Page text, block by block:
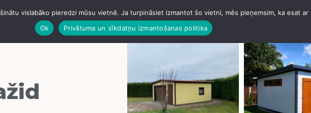
GARAAŽID ANGAARID BETOONIMINE KATUSED
vislabāko pieredzi mūsu vietnē. Ja turpināsiet izmantot šo vietni, mēs pieņemsim, ka esat ar
Ok
Privātuma un sīkdatņu izmantošanas politika